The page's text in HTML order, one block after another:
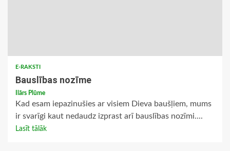
E-RAKSTI
Bauslības nozīme
Ilārs Plūme
Kad esam iepazinušies ar visiem Dieva baušļiem, mums
ir svarīgi kaut nedaudz izprast arī bauslības nozīmi....
Lasīt tālāk